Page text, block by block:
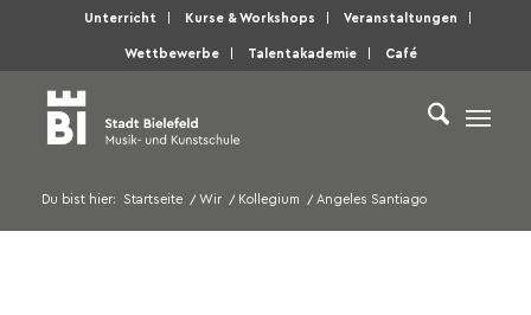
Unterricht Kurse & Workshops Veranstaltungen
Wettbewerbe Talentakademie Café
Du bist hier: Startseite / Wir / Kollegium / Angeles Santiago